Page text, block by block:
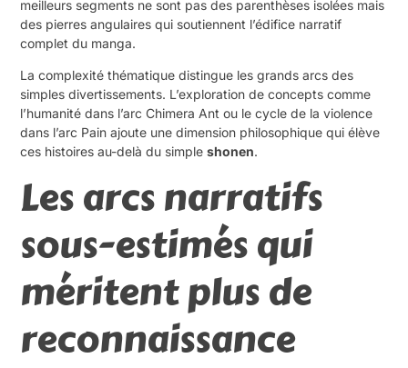
meilleurs segments ne sont pas des parenthèses isolées mais
des pierres angulaires qui soutiennent l’édifice narratif
complet du manga.
La complexité thématique distingue les grands arcs des
simples divertissements. L’exploration de concepts comme
l’humanité dans l’arc Chimera Ant ou le cycle de la violence
dans l’arc Pain ajoute une dimension philosophique qui élève
ces histoires au-delà du simpleshonen.
Les arcs narratifs
sous-estimés qui
méritent plus de
reconnaissance